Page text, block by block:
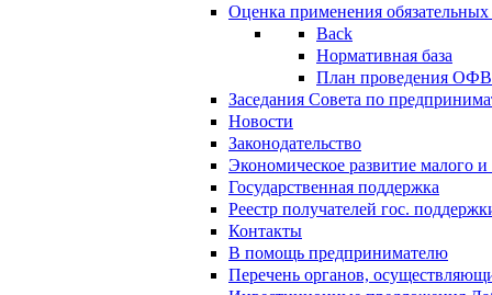
Оценка применения
Back
Нормативная база
План проведения
Заседания Совета по
Новости
Законодательство
Экономическое развитие малого и
Государственная поддержка
Реестр получателей гос.
Контакты
В помощь предпринимателю
Перечень органов,